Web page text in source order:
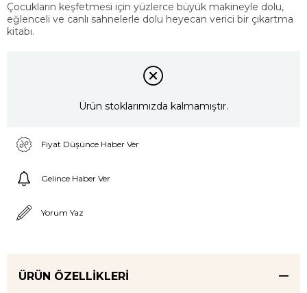
Çocukların keşfetmesi için yüzlerce büyük makineyle dolu,
eğlenceli ve canlı sahnelerle dolu heyecan verici bir çıkartma
kitabı.
Ürün stoklarımızda kalmamıştır.
Fiyat Düşünce Haber Ver
Gelince Haber Ver
Yorum Yaz
ÜRÜN ÖZELLIKLERI